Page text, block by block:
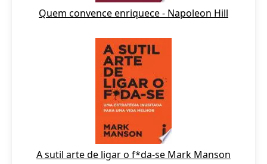
Quem convence enriquece - Napoleon Hill
A sutil arte de ligar o f*da-se Mark Manson